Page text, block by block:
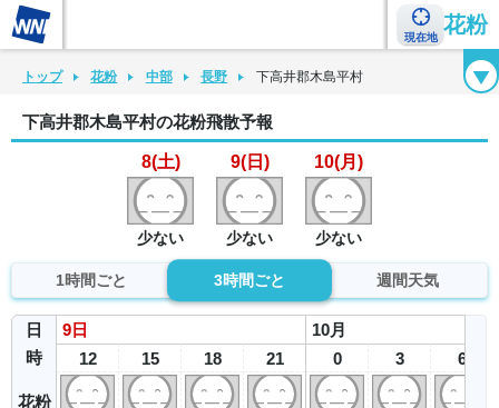
現在地
花粉
花粉カレンダー 花粉図鑑 花粉症チェックシート 花粉症ハンドブック
トップ 花粉 中部 長野 下高井郡木島平村
下高井郡木島平村の花粉飛散予報
8(土)
少ない
9(日)
少ない
10(月)
少ない
1時間ごと 3時間ごと 週間天気
日
時
花粉
9 日
12
15 18 21
10月
0
3 6